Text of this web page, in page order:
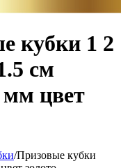
кубки 1 2
см
цвет
/Призовые кубки